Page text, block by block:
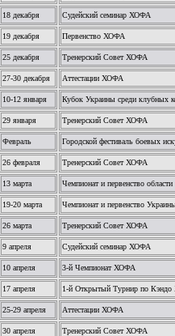
18 декабря Судейский семинар ХОФА
19 декабря Первенство ХОФА
25 декабря Тренерский Совет ХОФА
27-30 декабря Аттестации ХОФА
10-12 января Кубок Украины среди клубных
29 января Тренерский Совет ХОФА
Февраль Городской фестиваль боевых
26 февраля Тренерский Совет ХОФА
13 марта Чемпионат и первенство
19-20 марта Чемпионат и первенство
26 марта Тренерский Совет ХОФА
9 апреля Судейский семинар ХОФА
10 апреля 3-й Чемпионат ХОФА
17 апреля 1-й Открытый Турнир по
25-29 апреля Аттестации ХОФА
30 апреля Тренерский Совет ХОФА